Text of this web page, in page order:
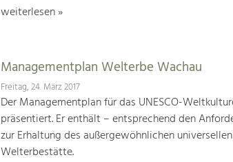
weiterlesen »
Managementplan Welterbe Wachau
Freitag, 24. März 2017
Der Managementplan für das UNESCO-
präsentiert. Er enthält – entsprechend den
zur Erhaltung des außergewöhnlichen
Welterbestätte.